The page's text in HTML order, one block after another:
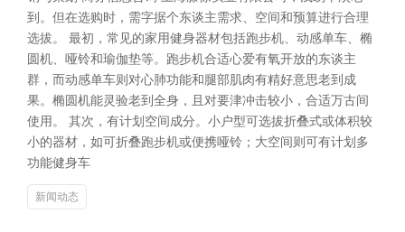
到。但在选购时，需字据个东谈主需求、空间和预算进行合理
选拔。 最初，常见的家用健身器材包括跑步机、动感单车、椭
圆机、哑铃和瑜伽垫等。跑步机合适心爱有氧开放的东谈主
群，而动感单车则对心肺功能和腿部肌肉有精好意思老到成
果。椭圆机能灵验老到全身，且对要津冲击较小，合适万古间
使用。 其次，有计划空间成分。小户型可选拔折叠式或体积较
小的器材，如可折叠跑步机或便携哑铃；大空间则可有计划多
功能健身车
新闻动态